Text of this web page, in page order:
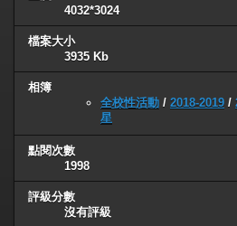
4032*3024
檔案大小
3935 Kb
相簿
全校性活動 / 2018-2019 /
星
點閱次數
1998
評級分數
沒有評級